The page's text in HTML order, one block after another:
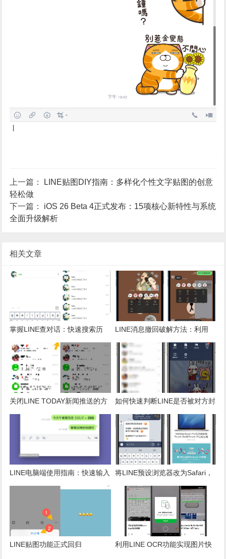
上一篇：
LINE贴图DIY指南：多样化个性文字贴图的创意
轻松做
下一篇： iOS 26 Beta 4正式发布：15项核心新特性与系统
全面升级解析
相关文章
掌握LINE查对话：快速搜索历
史、日期查询与群组成员跟踪技
巧
LINE消息撤回破解方法：利用
Siri还原与三大限制技巧
关闭LINE TODAY新闻推送的方
法，避免垃圾消息干扰
如何快速判断LINE是否被对方封
锁？破解不读不回的困扰技巧
LINE电脑端使用指南：快速输入
算式即时完成加减乘除计算
将LINE预设浏览器改为Safari，
避免内置浏览器弹出新网页
LINE贴图功能正式回归
利用LINE OCR功能实现图片快